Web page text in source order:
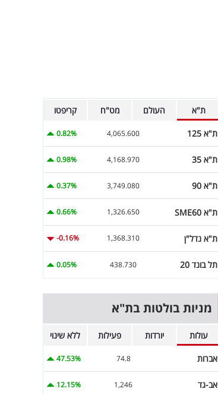
ת"א העולם מט"ח קריפטו
ת"א 125 4,065.600
0.82%
ת"א 35 4,168.970
0.98%
ת"א 90 3,749.080
0.37%
ת"א SME60 1,326.650
0.66%
ת"א נדל"ן 1,368.310
-0.16%
תל בונד 20 438.730
0.05%
מניות בולטות בת"א
עולות יורדות פעילות ללא שינוי
אברות 74.8
47.53%
אב-גד 1,246
12.15%